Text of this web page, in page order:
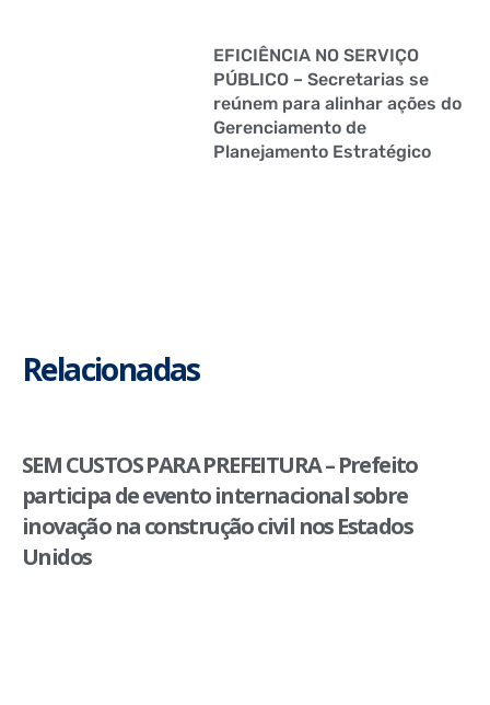
EFICIÊNCIA NO SERVIÇO
PÚBLICO – Secretarias se
reúnem para alinhar ações do
Gerenciamento de
Planejamento Estratégico
Relacionadas
SEM CUSTOS PARA PREFEITURA – Prefeito
participa de evento internacional sobre
inovação na construção civil nos Estados
Unidos